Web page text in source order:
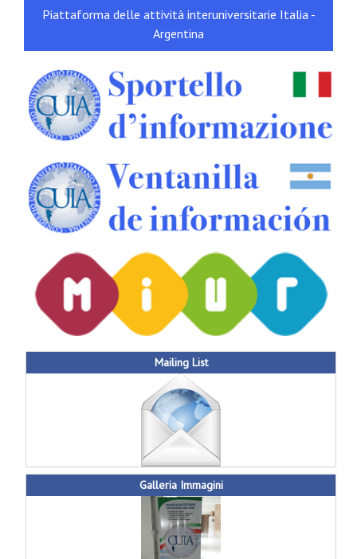
Piattaforma delle attività interuniversitarie Italia -
Argentina
Mailing List
Galleria Immagini